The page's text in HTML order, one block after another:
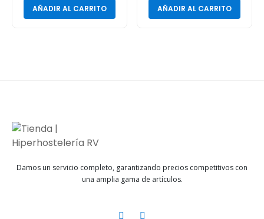
AÑADIR AL CARRITO AÑADIR AL CARRITO
Damos un servicio completo, garantizando precios competitivos con
una amplia gama de artículos.